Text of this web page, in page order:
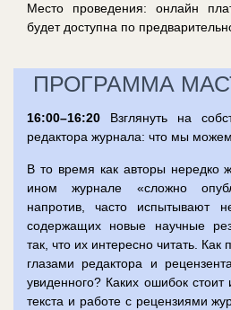
Место проведения: онлайн
будет доступна по
ПРОГРАММА
16:00–16:20
Взглянуть на
редактора журнала: что мы
В то время как авторы нередко
ином журнале «сложно
напротив, часто испытывают
содержащих новые научные
так, что их интересно читать. Как
глазами редактора и
увиденного? Каких ошибок стоит
текста и работе с рецензиями